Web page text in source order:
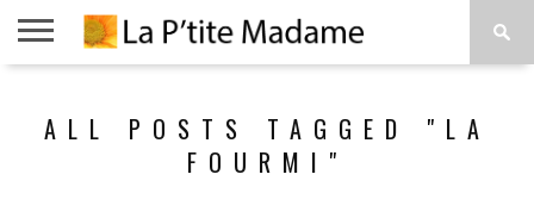
DE
VIVRE
PROPOS
ALL POSTS TAGGED "LA
FOURMI"